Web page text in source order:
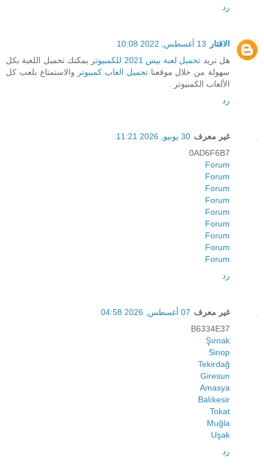
رد
الاقتار
13 أغسطس, 2022 10:08
هل تريد تحميل لعبة بيس 2021 للكمبيوتر
يمكنك تحميل اللعبة بكل
سهولة من خلال موقعناتحميل العاب كمبيوتر والاستمتاع بلعب كل
الألعاب الكمبيوتر .
رد
غير معرف 30 يونيو, 2026 11:21
0AD6F6B7
Forum
Forum
Forum
Forum
Forum
Forum
Forum
Forum
Forum
رد
غير معرف 07 أغسطس, 2026 04:58
B6334E37
Şırnak
Sinop
Tekirdağ
Giresun
Amasya
Balıkesir
Tokat
Muğla
Uşak
رد